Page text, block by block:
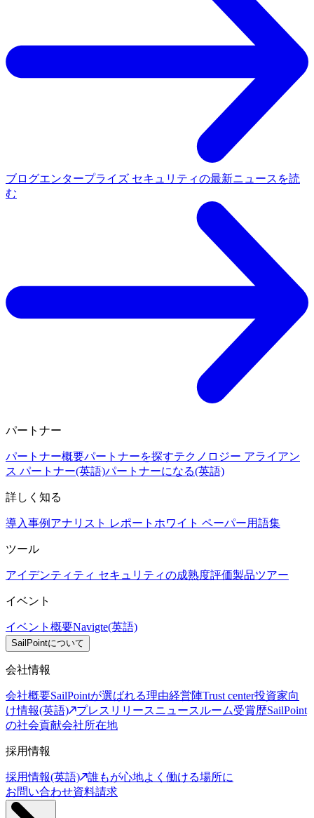
ブログエンタープライズ セキュリティの最新ニュースを読
む
パートナー
パートナー概要パートナーを探すテクノロジー アライアン
ス パートナー(英語)パートナーになる(英語)
詳しく知る
導入事例 アナリスト レポート ホワイト ペーパー用語集
ツール
アイデンティティ セキュリティの成熟度評価製品ツアー
イベント
イベント概要Navigte(英語)
SailPointについて
会社情報
会社概要SailPointが選ばれる理由経営陣Trust center投資家向
け情報(英語)
プレスリリースニュースルーム受賞歴SailPoint
の社会貢献会社所在地
採用情報
採用情報(英語)
誰もが心地よく働ける場所に
お問い合わせ資料請求